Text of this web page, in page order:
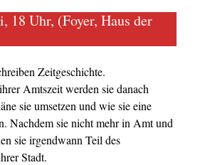
18 Uhr, (Foyer, Haus der
Zeitgeschichte.
Amtszeit werden sie danach
sie umsetzen und wie sie eine
Nachdem sie nicht mehr in Amt und
sie irgendwann Teil des
Stadt.